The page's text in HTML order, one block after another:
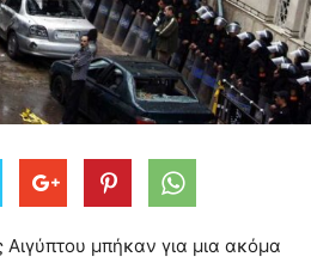
Αιγύπτου μπήκαν για μια ακόμα